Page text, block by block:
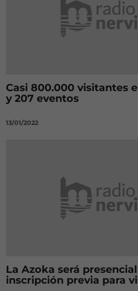
Casi 800.000 visitantes
y 207 eventos
13/01/2022
La Azoka será
inscripción previa para